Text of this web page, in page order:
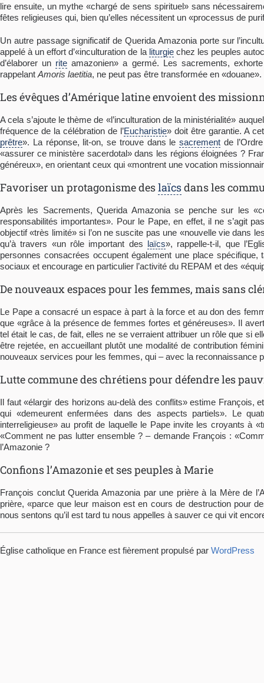
lire ensuite, un mythe «chargé de sens spirituel» sans
fêtes religieuses qui, bien qu’elles nécessitent un «processus de
Un autre passage significatif de Querida Amazonia porte sur
appelé à un effort d’«inculturation de la liturgiechez les peuples
d’élaborer un rite amazonien» a germé. Les sacrements,
rappelant Amoris laetitia, ne peut pas être transformée en «douane».
Les évêques d’Amérique latine envoient des
A cela s’ajoute le thème de «l’inculturation de la ministérialité»
fréquence de la célébration de l’Eucharistie» doit être garantie. A
prêtre». La réponse, lit-on, se trouve dans lesacrement de
«assurer ce ministère sacerdotal» dans les régions éloignées ?
généreux», en orientant ceux qui «montrent une vocation
Favoriser un protagonisme deslaïcsdans les
Après les Sacrements, Querida Amazonia se penche sur les
responsabilités importantes». Pour le Pape, en effet, il ne s’agit
objectif «très limité» si l’on ne suscite pas une «nouvelle vie dans
qu’à travers «un rôle important des laïcs», rappelle-t-il, que
personnes consacrées occupent également une place
sociaux et encourage en particulier l’activité du REPAM et des
De nouveaux espaces pour les femmes, mais sans
Le Pape a consacré un espace à part à la force et au don des
que «grâce à la présence de femmes fortes et généreuses». Il
tel était le cas, de fait, elles ne se verraient attribuer un rôle que si
être rejetée, en accueillant plutôt une modalité de contribution
nouveaux services pour les femmes, qui – avec la reconnaissance
Lutte commune des chrétiens pour défendre les
Il faut «élargir des horizons au-delà des conflits» estime François,
qui «demeurent enfermées dans des aspects partiels». Le
interreligieuse» au profit de laquelle le Pape invite les croyants à
«Comment ne pas lutter ensemble ? – demande François :
l’Amazonie ?
Confions l’Amazonie et ses peuples à Marie
François conclut Querida Amazonia par une prière à la Mère de
prière, «parce que leur maison est en cours de destruction pour
nous sentons qu’il est tard tu nous appelles à sauver ce qui vit
Église catholique en France est fièrement propulsé par WordPress